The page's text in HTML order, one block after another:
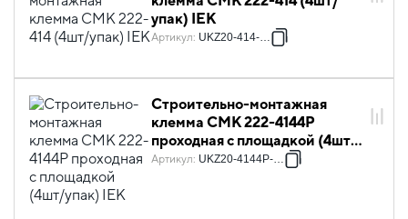
упак) IEK
Артикул: UKZ20-414-004
Строительно-монтажная
клемма СМК 222-4144P
проходная с площадкой (4шт/
упак) IEK
Артикул: UKZ20-4144P-004